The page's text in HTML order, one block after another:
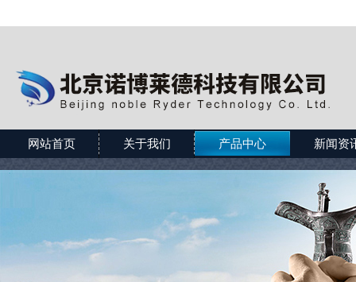
网站首页 关于我们 产品中心 新闻资